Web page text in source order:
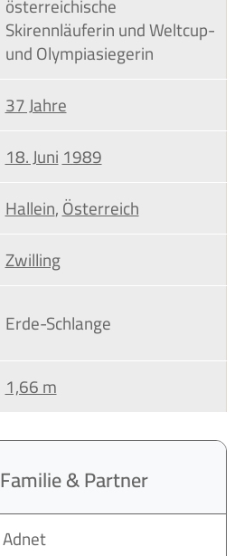
Skirennläuferin und Weltcup-
und Olympiasiegerin
37 Jahre
18. Juni1989
Hallein,Österreich
Zwilling
Erde-Schlange
1,66 m
Familie & Partner
Adnet